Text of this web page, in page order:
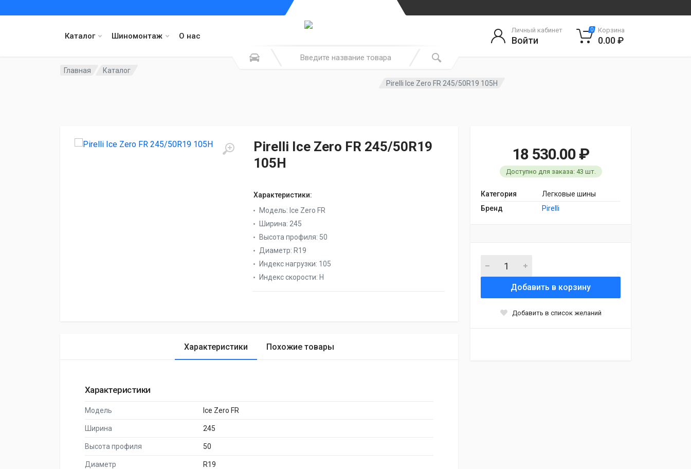
Каталог Шиномонтаж О нас
Личный кабинет
Войти
0 Корзина
0.00 ₽
Главная
Каталог
Pirelli Ice Zero FR 245/50R19 105H
Pirelli Ice Zero FR 245/50R19
105H
Характеристики:
Модель: Ice Zero FR
Ширина: 245
Высота профиля: 50
Диаметр: R19
Индекс нагрузки: 105
Индекс скорости: H
18 530.00 ₽
Доступно для заказа: 43 шт.
Категория
Легковые шины
Бренд
Pirelli
Добавить в корзину
Добавить в список желаний
Характеристики Похожие товары
Характеристики
Модель Ice Zero FR
Ширина 245
Высота профиля 50
Диаметр R19